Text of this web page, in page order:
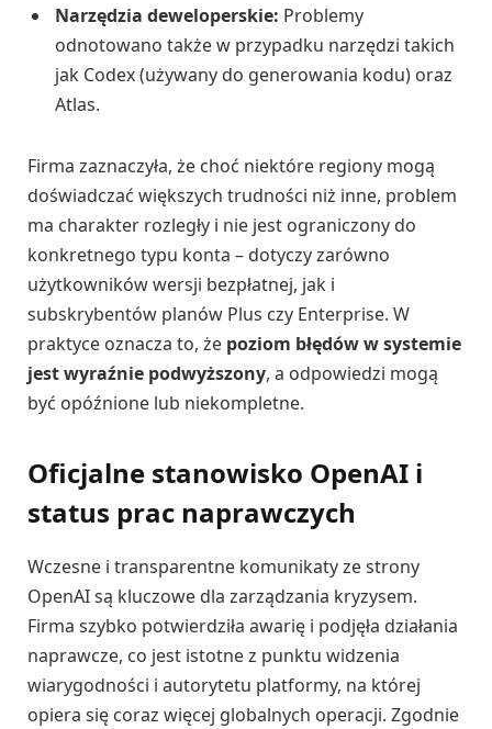
Narzędzia deweloperskie: Problemy
odnotowano także w przypadku narzędzi takich
jak Codex (używany do generowania kodu) oraz
Atlas.
Firma zaznaczyła, że choć niektóre regiony mogą
doświadczać większych trudności niż inne, problem
ma charakter rozległy i nie jest ograniczony do
konkretnego typu konta – dotyczy zarówno
użytkowników wersji bezpłatnej, jak i
subskrybentów planów Plus czy Enterprise. W
praktyce oznacza to, że poziom błędów w systemie
jest wyraźnie podwyższony, a odpowiedzi mogą
być opóźnione lub niekompletne.
Oficjalne stanowisko OpenAI i
status prac naprawczych
Wczesne i transparentne komunikaty ze strony
OpenAI są kluczowe dla zarządzania kryzysem.
Firma szybko potwierdziła awarię i podjęła działania
naprawcze, co jest istotne z punktu widzenia
wiarygodności i autorytetu platformy, na której
opiera się coraz więcej globalnych operacji. Zgodnie